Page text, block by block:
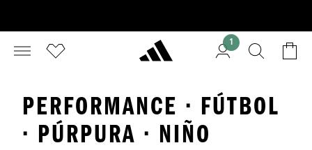
1
PERFORMANCE · FÚTBOL
· PÚRPURA · NIÑO